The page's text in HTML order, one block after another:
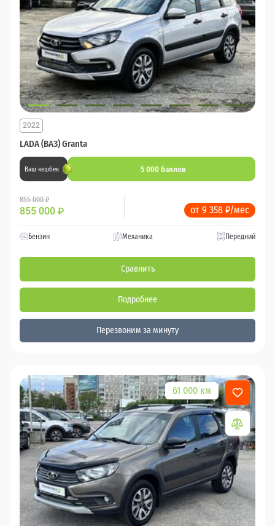
LADA (ВАЗ) Granta
2022
Ваш кешбек 5 000 баллов
855 000 ₽
855 000 ₽ от 9 358 ₽/мес
Бензин Механика Передний
Сравнить
Подробнее
Перезвоним за минуту
61 000 км